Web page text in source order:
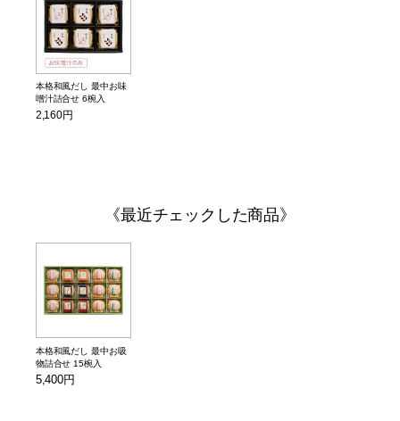
本格和風だし 最中お味
噌汁詰合せ 6椀入
2,160円
最近チェックした商品
本格和風だし 最中お吸
物詰合せ 15椀入
5,400円